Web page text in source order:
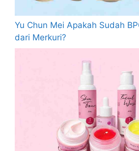
Yu Chun Mei Apakah Sudah
dari Merkuri?